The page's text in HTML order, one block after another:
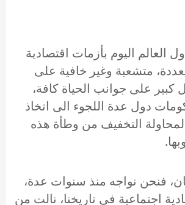
العالم اليوم بأزمات اقتصادية
متشعبة وغير خافية على
على جوانب الحياة كافة،
دول عدة اللجوء الى اتخاذ
لمحاولة التخفيف من وطأة هذه
فنحن نواجه منذ سنوات عدة،
اجتماعية في تاريخنا، نالت من